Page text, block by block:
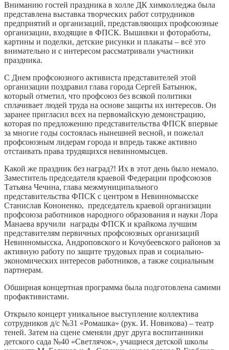
Вниманию гостей праздника в холле ДК химколледжа была
представлена выставка творческих работ сотрудников
предприятий и организаций, представляющих профсоюзные
организации, входящие в ФПСК. Вышивки и фотоработы,
картины и поделки, детские рисунки и плакаты – всё это
внимательно и с интересом рассматривали участники
праздника.
С Днем профсоюзного активиста представителей этой
организации поздравил глава города Сергей Батынюк,
который отметил, что профсоюз без всякой политики
сплачивает людей труда на основе защиты их интересов. Он
заранее пригласил всех на первомайскую демонстрацию,
которая по предложению представительства ФПСК впервые
за многие годы состоялась нынешней весной, и пожелал
профсоюзным лидерам города и впредь также активно
отстаивать права трудящихся невинномысцев.
Какой же праздник без наград?! Их в этот день было немало.
Заместитель председателя краевой Федерации профсоюзов
Татьяна Чечина, глава межмуниципального
представительства ФПСК с центром в Невинномысске
Станислав Кононенко, председатель краевой организации
профсоюза работников народного образования и науки Лора
Манаева вручили награды ФПСК и крайкома лучшим
представителям первичных профсоюзных организаций
Невинномысска, Андроповского и Кочубеевского районов за
активную работу по защите трудовых прав и социально-
экономических интересов работников, а также социальным
партнерам.
Обширная концертная прог­рам­ма была подготовлена самими
профактивистами.
Открыло концерт уникальное выступление коллектива
сотрудников д/с №31 «Ромашка» (рук. И. Новикова) – театр
теней. Затем на сцене сменяли друг друга воспитанники
детского сада №40 «Светлячок», учащиеся детской школы